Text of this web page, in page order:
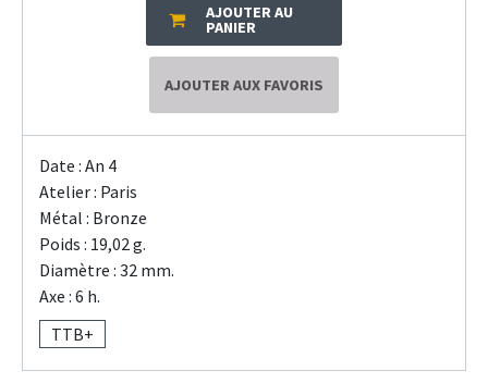
AJOUTER AU
PANIER
AJOUTER AUX FAVORIS
Date : An 4
Atelier : Paris
Métal : Bronze
Poids : 19,02 g.
Diamètre : 32 mm.
Axe : 6 h.
TTB+